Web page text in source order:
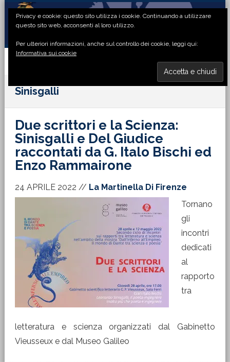
Passa
primaria
Passa
principale
Passa
laterale
Passa
di
Sinisgalli
Due scrittori e la Scienza:
Sinisgalli e Del Giudice
raccontati da G. Italo Bischi ed
Enzo Rammairone
24 APRILE 2022 // La Martinella Di Firenze
Tornano
gli
incontri
dedicati
al
rapporto
tra
letteratura e scienza organizzati dal Gabinetto
Vieusseux e dal Museo Galileo
Privacy e cookie: questo sito utilizza i cookie. Continuando a utilizzare
questo sito web, acconsenti al loro utilizzo.
Per ulteriori informazioni, anche sul controllo dei cookie, leggi qui:
Informativa sui cookie